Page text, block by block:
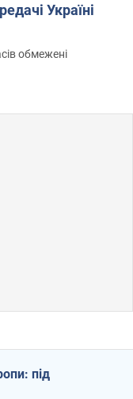
Україні
обмежені
під